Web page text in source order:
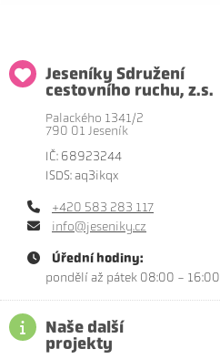
Jeseníky Sdružení
cestovního ruchu, z.s.
Palackého 1341/2
790 01 Jeseník
IČ: 68923244
ISDS: aq3ikqx
+420 583 283 117
info@jeseniky.cz
Úřední hodiny:
pondělí až pátek 08:00 - 16:00
Naše další
projekty